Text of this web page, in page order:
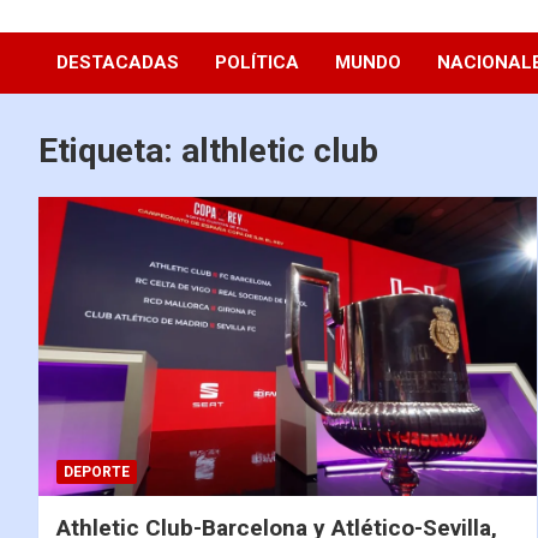
Diario La Hora
DESTACADAS POLÍTICA MUNDO
Etiqueta: althletic club
DEPORTE
Athletic Club-Barcelona y Atlético-Sevilla,